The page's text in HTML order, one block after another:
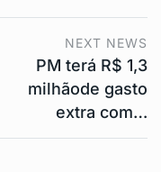
NEXT NEWS
PM terá R$ 1,3
milhãode gasto
extra com…